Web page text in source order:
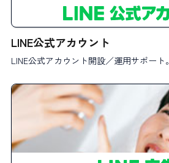
LINE公式アカウント
LINE公式アカウント開設／運用サポート。